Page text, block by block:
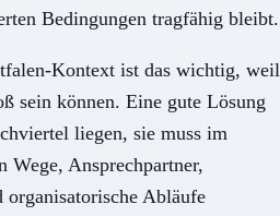
Bedingungen tragfähig bleibt.
Kontext ist das wichtig, weil
sein können. Eine gute Lösung
liegen, sie muss im
Ansprechpartner,
organisatorische Abläufe